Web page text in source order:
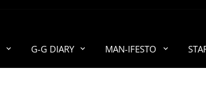
G-G DIARY MAN-IFESTO